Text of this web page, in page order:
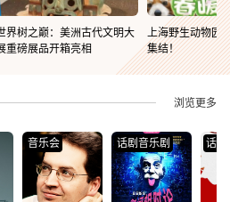
界树之巅：美洲古代文明大
重磅展品开箱亮相
上海野生动物园
集结！
浏览更多
音乐会 话剧音乐剧 话剧